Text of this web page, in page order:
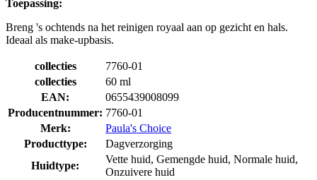
Toepassing:
Breng 's ochtends na het reinigen royaal aan op gezicht en hals.
Ideaal als make-upbasis.
collecties
7760-01
collecties
60 ml
EAN:
0655439008099
Producentnummer: 7760-01
Merk:
Paula's Choice
Producttype:
Dagverzorging
Huidtype:
Vette huid, Gemengde huid, Normale huid,
Onzuivere huid